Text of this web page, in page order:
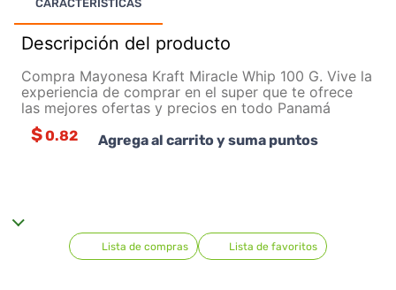
CARACTERÍSTICAS
Descripción del producto
Compra Mayonesa Kraft Miracle Whip 100 G. Vive la
experiencia de comprar en el super que te ofrece
las mejores ofertas y precios en todo Panamá
$0.82 Agrega al carrito y suma puntos
Lista de compras Lista de favoritos